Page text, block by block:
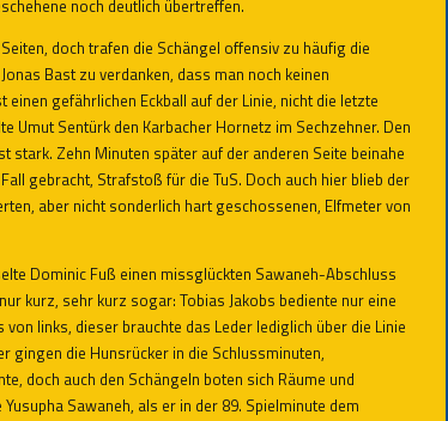
noch deutlich übertreffen.
doch trafen die Schängel offensiv zu häufig die
Bast zu verdanken, dass man noch keinen
gefährlichen Eckball auf der Linie, nicht die letzte
Umut Sentürk den Karbacher Hornetz im Sechzehner. Den
Zehn Minuten später auf der anderen Seite beinahe
gebracht, Strafstoß für die TuS. Doch auch hier blieb der
aber nicht sonderlich hart geschossenen, Elfmeter von
Dominic Fuß einen missglückten Sawaneh-Abschluss
kurz, sehr kurz sogar: Tobias Jakobs bediente nur eine
links, dieser brauchte das Leder lediglich über die Linie
gingen die Hunsrücker in die Schlussminuten,
doch auch den Schängeln boten sich Räume und
Sawaneh, als er in der 89. Spielminute dem